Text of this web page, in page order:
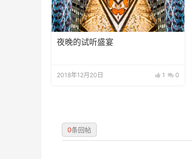
夜晚的试听盛宴
2018年12月20日 1 0
0条回帖